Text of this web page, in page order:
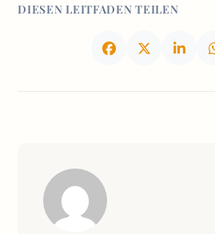
DIESEN LEITFADEN TEILEN